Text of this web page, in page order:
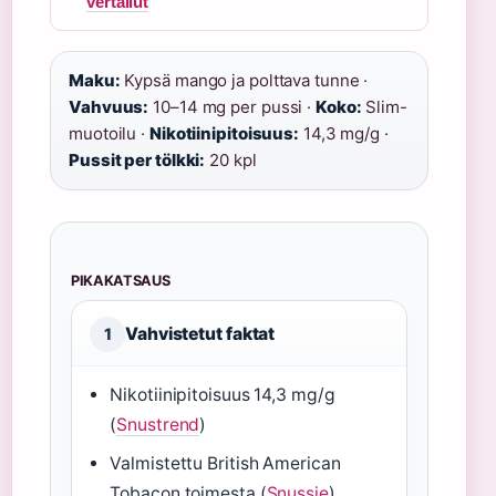
Maku: Kypsä mango ja polttava tunne ·
Vahvuus: 10–14 mg per pussi ·Koko: Slim-
muotoilu · Nikotiinipitoisuus: 14,3 mg/g ·
Pussit per tölkki: 20 kpl
PIKAKATSAUS
1 Vahvistetut faktat
Nikotiinipitoisuus 14,3 mg/g
(Snustrend)
Valmistettu British American